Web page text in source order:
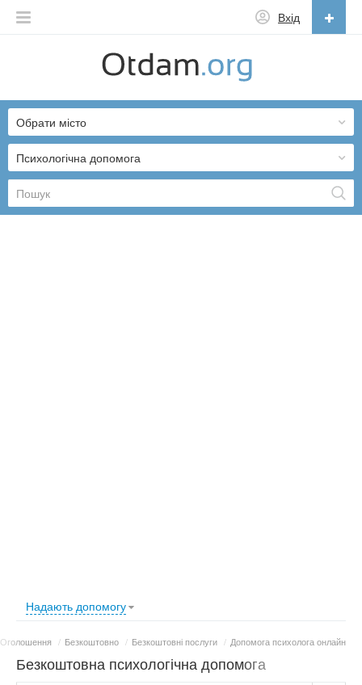
Вхід
English
Русский
Українська
Психологічна допомога
Обрати місто
Надають допомогу
Оголошення / Безкоштовно / Безкоштовні послуги / Допомога психолога онлайн
Безкоштовна психологічна допомога